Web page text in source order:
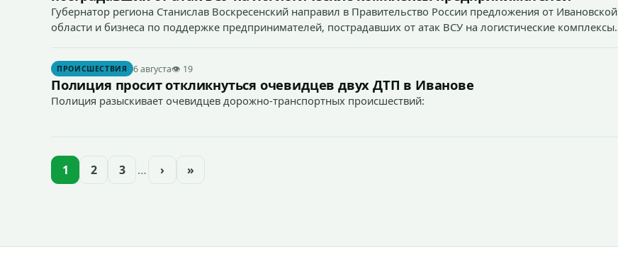
Губернатор региона Станислав Воскресенский направил в Правительство России предложения от Ивановской
области и бизнеса по поддержке предпринимателей, пострадавших от атак ВСУ на логистические комплексы
ПРОИСШЕСТВИЯ 6 августа👁 19
Полиция просит откликнуться очевидцев двух ДТП в Иванове
Полиция разыскивает очевидцев дорожно-транспортных происшествий:
- 26 июля около 14:00 часов на проезжей части в районе дома № 112/1 по проспекту Ленина города Иванова.
1 2 3 … › »